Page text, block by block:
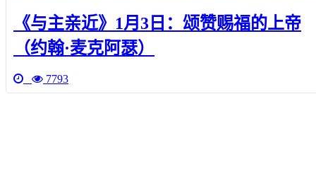
《与主亲近》1月3日：颂赞赐福的上帝
（约翰·麦克阿瑟）
7793